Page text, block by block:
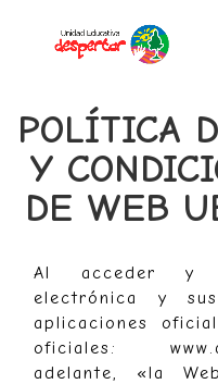
POLÍTICA
Y
DE WEB
Al acceder y
electrónica y
aplicaciones
oficiales:
adelante, «la